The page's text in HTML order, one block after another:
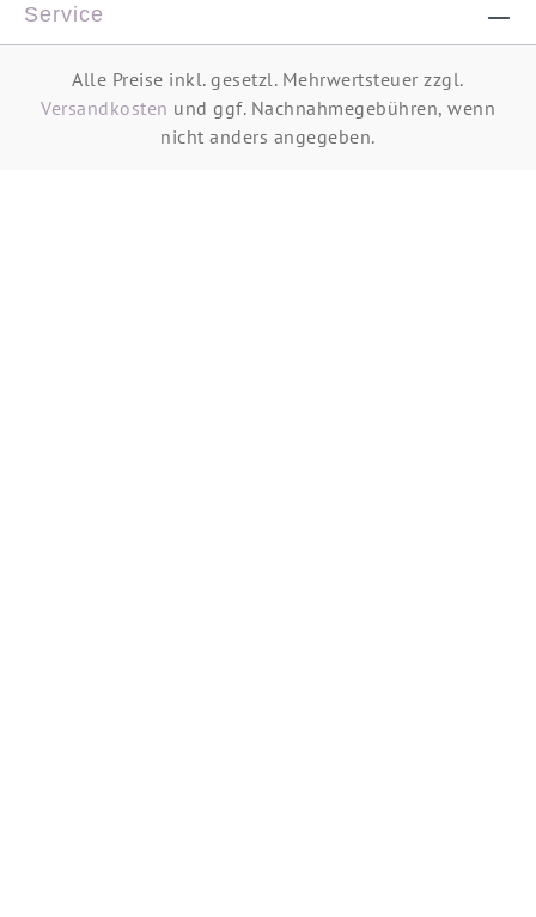
Service
Alle Preise inkl. gesetzl. Mehrwertsteuer zzgl.
Versandkosten und ggf. Nachnahmegebühren, wenn
nicht anders angegeben.